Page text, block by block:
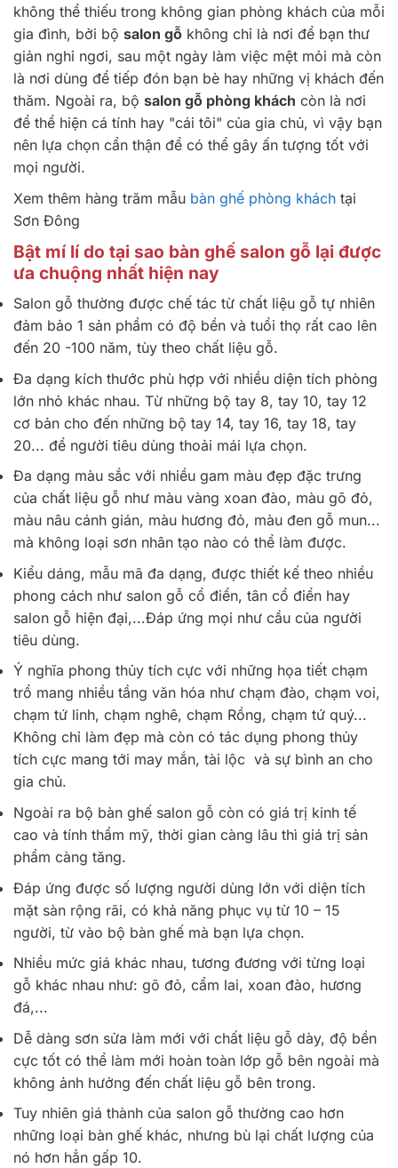
không thể thiếu trong không gian phòng khách của mỗi
gia đình, bởi bộ salon gỗ không chỉ là nơi để bạn thư
giản nghỉ ngơi, sau một ngày làm việc mệt mỏi mà còn
là nơi dùng để tiếp đón bạn bè hay những vị khách đến
thăm. Ngoài ra, bộ salon gỗ phòng khách còn là nơi
để thể hiện cá tính hay "cái tôi" của gia chủ, vì vậy bạn
nên lựa chọn cẩn thận để có thể gây ấn tượng tốt với
mọi người.
Xem thêm hàng trăm mẫu bàn ghế phòng khách tại
Sơn Đông
Bật mí lí do tại sao bàn ghế salon gỗ lại được
ưa chuộng nhất hiện nay
Salon gỗ thường được chế tác từ chất liệu gỗ tự nhiên
đảm bảo 1 sản phẩm có độ bền và tuổi thọ rất cao lên
đến 20 -100 năm, tùy theo chất liệu gỗ.
Đa dạng kích thước phù hợp với nhiều diện tích phòng
lớn nhỏ khác nhau. Từ những bộ tay 8, tay 10, tay 12
cơ bản cho đến những bộ tay 14, tay 16, tay 18, tay
20... để người tiêu dùng thoải mái lựa chọn.
Đa dạng màu sắc với nhiều gam màu đẹp đặc trưng
của chất liệu gỗ như màu vàng xoan đào, màu gõ đỏ,
màu nâu cánh gián, màu hương đỏ, màu đen gỗ mun...
mà không loại sơn nhân tạo nào có thể làm được.
Kiểu dáng, mẫu mã đa dạng, được thiết kế theo nhiều
phong cách như salon gỗ cổ điển, tân cổ điển hay
salon gỗ hiện đại,...Đáp ứng mọi như cầu của người
tiêu dùng.
Ý nghĩa phong thủy tích cực với những họa tiết chạm
trổ mang nhiều tầng văn hóa như chạm đào, chạm voi,
chạm tứ linh, chạm nghê, chạm Rồng, chạm tứ quý...
Không chỉ làm đẹp mà còn có tác dụng phong thủy
tích cực mang tới may mắn, tài lộc và sự bình an cho
gia chủ.
Ngoài ra bộ bàn ghế salon gỗ còn có giá trị kinh tế
cao và tính thẩm mỹ, thời gian càng lâu thì giá trị sản
phẩm càng tăng.
Đáp ứng được số lượng người dùng lớn với diện tích
mặt sàn rộng rãi, có khả năng phục vụ từ 10 – 15
người, từ vào bộ bàn ghế mà bạn lựa chọn.
Nhiều mức giá khác nhau, tương đương với từng loại
gỗ khác nhau như: gõ đỏ, cẩm lai, xoan đào, hương
đá,...
Dễ dàng sơn sửa làm mới với chất liệu gỗ dày, độ bền
cực tốt có thể làm mới hoàn toàn lớp gỗ bên ngoài mà
không ảnh hưởng đến chất liệu gỗ bên trong.
Tuy nhiên giá thành của salon gỗ thường cao hơn
những loại bàn ghế khác, nhưng bù lại chất lượng của
nó hơn hẳn gấp 10.